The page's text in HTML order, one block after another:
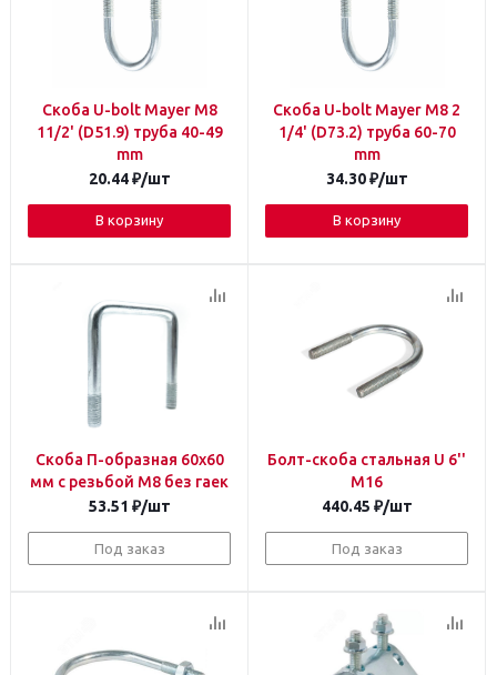
Скоба U-bolt Mayer М8
11/2' (D51.9) труба 40-49
mm
20.44₽/шт
В корзину
Скоба U-bolt Mayer М8 2
1/4' (D73.2) труба 60-70
mm
34.30₽/шт
В корзину
Скоба П-образная 60х60
мм с резьбой М8 без гаек
53.51 ₽/шт
Под заказ
Болт-скоба стальная U 6''
М16
440.45 ₽/шт
Под заказ